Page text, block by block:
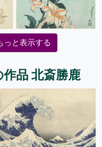
っと表示する
品 北斎勝鹿